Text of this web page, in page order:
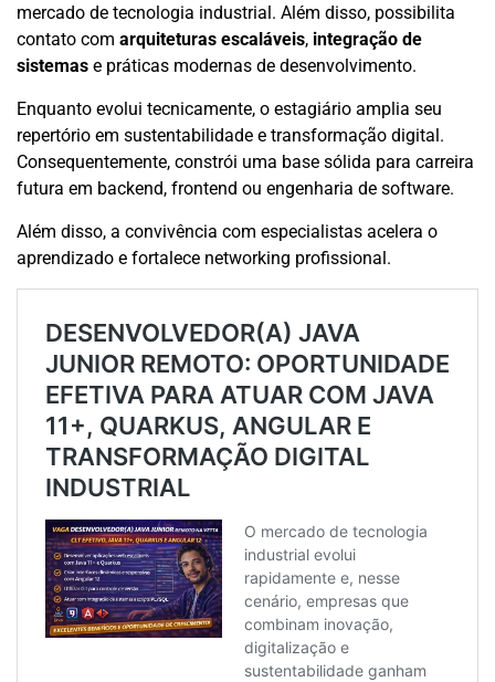
mercado de tecnologia industrial. Além disso, possibilita
contato com arquiteturas escaláveis, integração de
sistemas e práticas modernas de desenvolvimento.
Enquanto evolui tecnicamente, o estagiário amplia seu
repertório em sustentabilidade e transformação digital.
Consequentemente, constrói uma base sólida para carreira
futura em backend, frontend ou engenharia de software.
Além disso, a convivência com especialistas acelera o
aprendizado e fortalece networking profissional.